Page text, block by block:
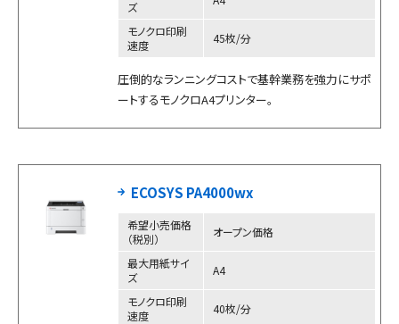
ズ
モノクロ印刷
速度
45枚/分
圧倒的なランニングコストで基幹業務を強力にサポ
ートするモノクロA4プリンター。
ECOSYS PA4000wx
希望小売価格
（税別）
オープン価格
最大用紙サイ
ズ
A4
モノクロ印刷
速度
40枚/分